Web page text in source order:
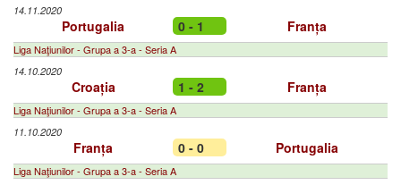
14.11.2020
Portugalia 0 - 1 Franța
Liga Naţiunilor - Grupa a 3-a - Seria A
14.10.2020
Croația 1 - 2 Franța
Liga Naţiunilor - Grupa a 3-a - Seria A
11.10.2020
Franța 0 - 0 Portugalia
Liga Naţiunilor - Grupa a 3-a - Seria A